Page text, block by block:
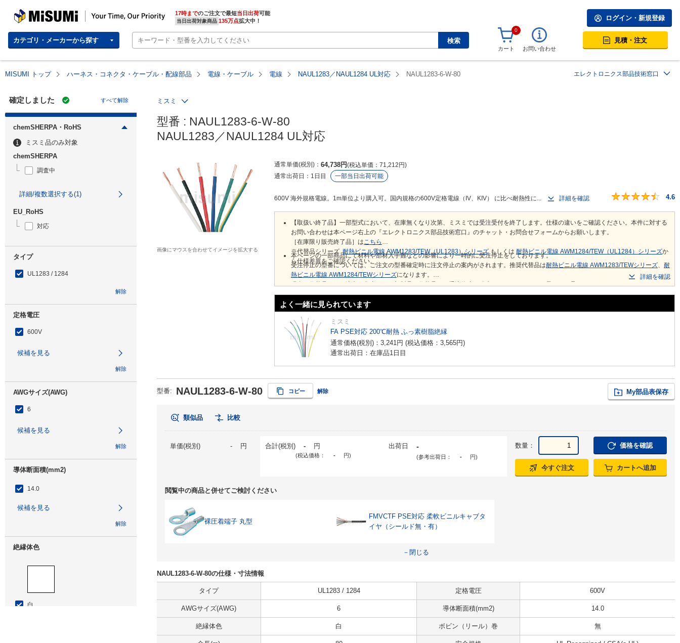
MISUMI | Your Time, Our Priority 17時までのご注文で最短当日出荷
当日出荷対象商品 135万点拡大中！
カテゴリ・メーカーから探す 検索
ログイン・新規登録
0
カート お問い合わせ
見積・注文
MISUMI トップ ハーネス・コネクタ・ケーブル・配線部品 電線・ケーブル 電線 NAUL1283／NAUL1284 UL対応 NAUL1283-6-W-80 エレクトロニクス部品技術窓口
確定しました すべて解除
chemSHERPA・RoHS
ミスミ品のみ対象
chemSHERPA
調査中
詳細/複数選択する(1)
EU_RoHS
対応
タイプ
UL1283 / 1284
解除
定格電圧
600V
候補を見る
解除
AWGサイズ(AWG)
6
候補を見る
解除
導体断面積(mm2)
14.0
候補を見る
解除
絶縁体色
白
ミスミ
型番 : NAUL1283-6-W-80
NAUL1283／NAUL1284 UL対応
画像にマウスを合わせてイメージを拡大する
通常単価(税別) 64,738円 税込単価 71,212円
通常出荷日： 1日目 一部当日出荷可能
600V 海外規格電線。1m単位より購入可。国内規格の600V定格電線（IV、KIV） に比べ耐熱性に... 詳細を確認 4.6
【取扱い終了品】一部型式において、在庫無くなり次第、ミスミでは受注受付を終了します。仕様の違いをご確認ください。本件に対する
お問い合わせは本ページ右上の『エレクトロニクス部品技術窓口』のチャット・お問合せフォームからお願いします。
［在庫限り販売終了品］はこちら
※代替品シリーズ耐熱ビニル電線 AWM1283/TEW（UL1283）シリーズもしくは 耐熱ビニル電線 AWM1284/TEW（UL1284）シリーズか
ら仕様差異をご確認ください。
本ページの一部商品にて材料や部材入手難などの影響により一時的に受注停止をしております。
受注停止の型番については、ご注文の型番確定時に注文停止の案内がされます。推奨代替品は耐熱ビニル電線 AWM1283/TEWシリーズ、 耐
熱ビニル電線 AWM1284/TEWシリーズになります。
現在、代替品へのご注文が集中し、一部製品で代替品でも受注停止が発生しておりますこと、予めご了承ください。
詳細を確認
よく一緒に見られています
ミスミ
FA PSE対応 200℃耐熱 ふっ素樹脂絶縁
通常価格(税別)： 3,241円 (税込価格： 3,565円)
通常出荷日：在庫品1日目
型番: NAUL1283-6-W-80 コピー 解除 My部品表保存
類似品 比較
単価(税別) - 円 合計(税別) - 円
(税込価格： - 円)
出荷日 -
(参考出荷日： - 円)
数量： 価格を確認
今すぐ注文 カートへ追加
閲覧中の商品と併せてご検討ください
裸圧着端子 丸型
FMVCTF PSE対応 柔軟ビニルキャブタ
イヤ（シールド無・有）
－閉じる
NAUL1283-6-W-80の仕様・寸法情報
タイプ UL1283 / 1284 定格電圧 600V
AWGサイズ(AWG) 6 導体断面積(mm2) 14.0
絶縁体色 白 ボビン（リール）巻 無